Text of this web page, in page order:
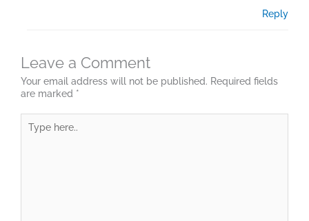
Reply
Leave a Comment
Your email address will not be published. Required fields
are marked *
here..